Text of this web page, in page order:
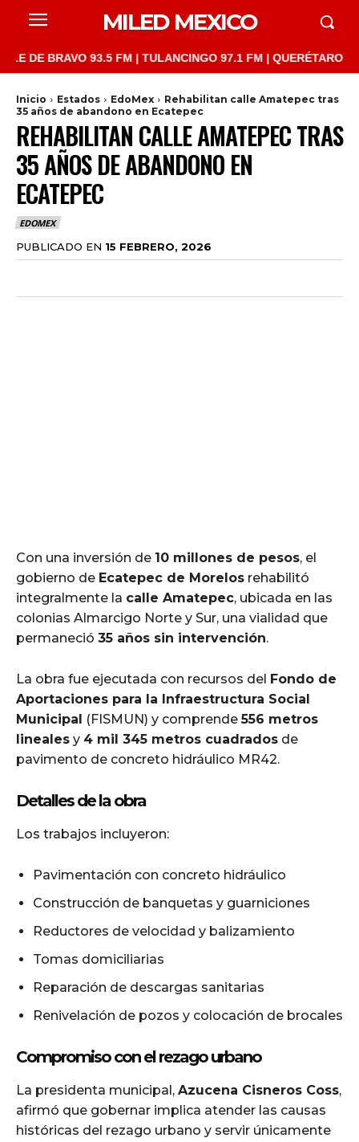
MILED MEXICO
BRAVO 93.5 FM | TULANCINGO 97.1 FM | QUERÉTARO 103.1
Inicio Estados EdoMex
Rehabilitan calle Amatepec tras
35 años de abandono en Ecatepec
REHABILITAN CALLE AMATEPEC TRAS
35 AÑOS DE ABANDONO EN
ECATEPEC
EDOMEX
PUBLICADO EN 15 FEBRERO, 2026
Con una inversión de 10 millones de pesos, el
gobierno de Ecatepec de Morelos rehabilitó
integralmente la calle Amatepec, ubicada en las
colonias Almarcigo Norte y Sur, una vialidad que
permaneció 35 años sin intervención.
La obra fue ejecutada con recursos del Fondo de
Aportaciones para la Infraestructura Social
Municipal
(FISMUN) y comprende556 metros
lineales y 4 mil 345 metros cuadrados de
pavimento de concreto hidráulico MR42.
Detalles de la obra
Los trabajos incluyeron:
Pavimentación con concreto hidráulico
Construcción de banquetas y guarniciones
Reductores de velocidad y balizamiento
Tomas domiciliarias
Reparación de descargas sanitarias
Renivelación de pozos y colocación de brocales
Compromiso con el rezago urbano
La presidenta municipal, Azucena Cisneros Coss,
afirmó que gobernar implica atender las causas
históricas del rezago urbano y servir únicamente